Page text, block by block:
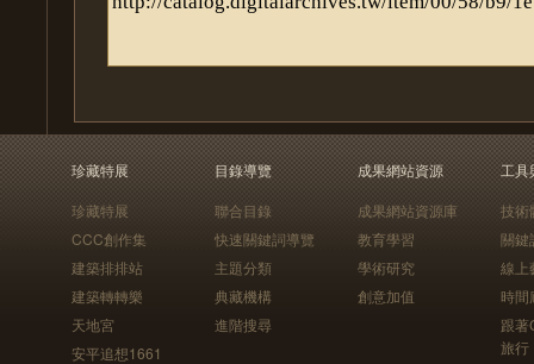
珍藏特展
珍藏特展
CCC創作集
建築排排站
建築轉轉樂
天地宮
安平追想1661
目錄導覽
聯合目錄
快速關鍵詞導覽
主題分類
典藏機構
進階搜尋
成果網站資源
成果網站資源庫
教育學習
學術研究
創意加值
工具
技術
關鍵
線上
時間
跟
旅行